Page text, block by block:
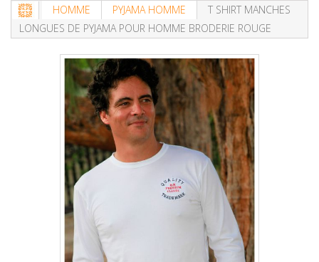
HOMME PYJAMA HOMME
T SHIRT MANCHES
LONGUES DE PYJAMA POUR HOMME BRODERIE ROUGE